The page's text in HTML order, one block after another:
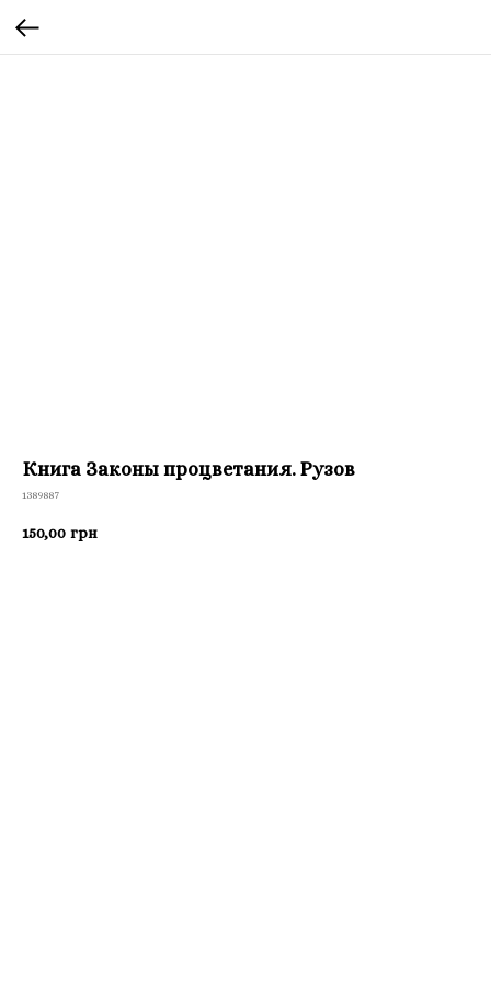
Книга Законы процветания. Рузов
1389887
150,00 грн